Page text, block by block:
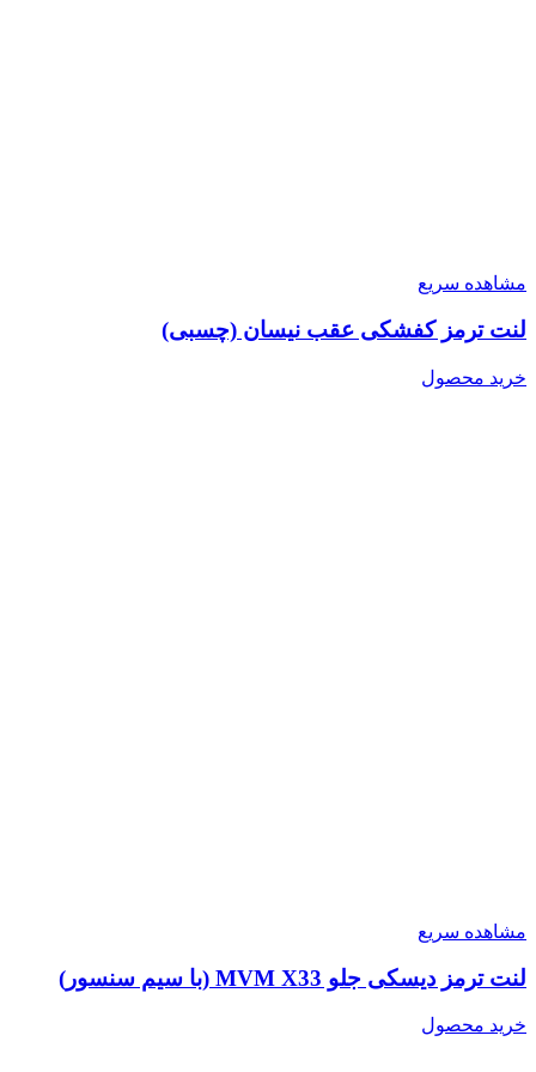
مشاهده سریع
لنت ترمز کفشکی عقب نیسان (چسبی)
خرید محصول
مشاهده سریع
لنت ترمز دیسکی جلو MVM X33 (با سیم سنسور)
خرید محصول